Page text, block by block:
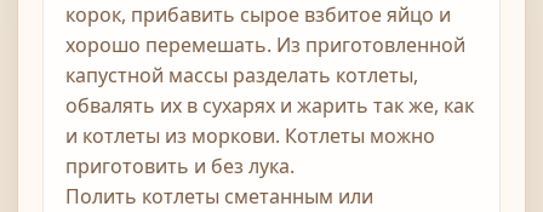
корок, прибавить сырое взбитое яйцо и
хорошо перемешать. Из приготовленной
капустной массы разделать котлеты,
обвалять их в сухарях и жарить так же, как
и котлеты из моркови. Котлеты можно
приготовить и без лука.
Полить котлеты сметанным или